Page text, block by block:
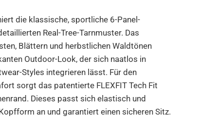
die klassische, sportliche 6-Panel-
Real-Tree-Tarnmuster. Das
Blättern und herbstlichen Waldtönen
Outdoor-Look, der sich naatlos in
Styles integrieren lässt. Für den
sorgt das patentierte FLEXFIT Tech Fit
Dieses passt sich elastisch und
an und garantiert einen sicheren Sitz.